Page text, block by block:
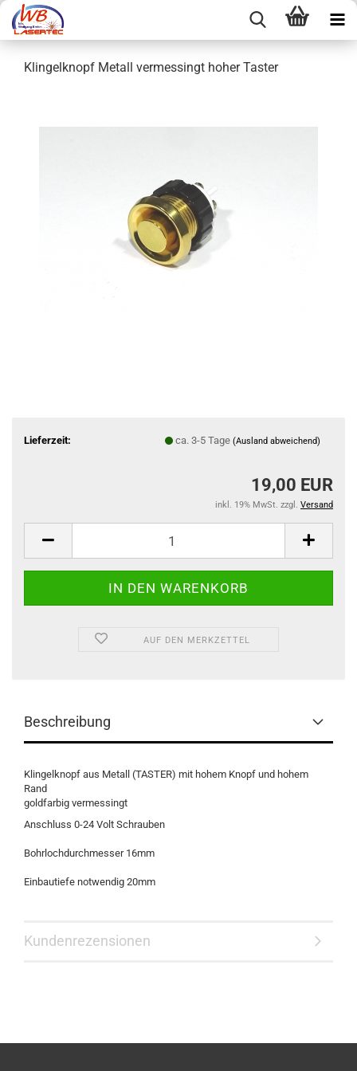
Klingelknopf Metall vermessingt hoher Taster
Lieferzeit: ca. 3-5 Tage (Ausland abweichend)
19,00 EUR
inkl. 19% MwSt. zzgl. Versand
AUF DEN MERKZETTEL
Beschreibung
Klingelknopf aus Metall (TASTER) mit hohem Knopf und hohem
Rand
goldfarbig vermessingt
Anschluss 0-24 Volt Schrauben
Bohrlochdurchmesser 16mm
Einbautiefe notwendig 20mm
Kundenrezensionen